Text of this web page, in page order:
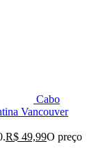
Cabo
Vancouver
R$ 49,99O preço